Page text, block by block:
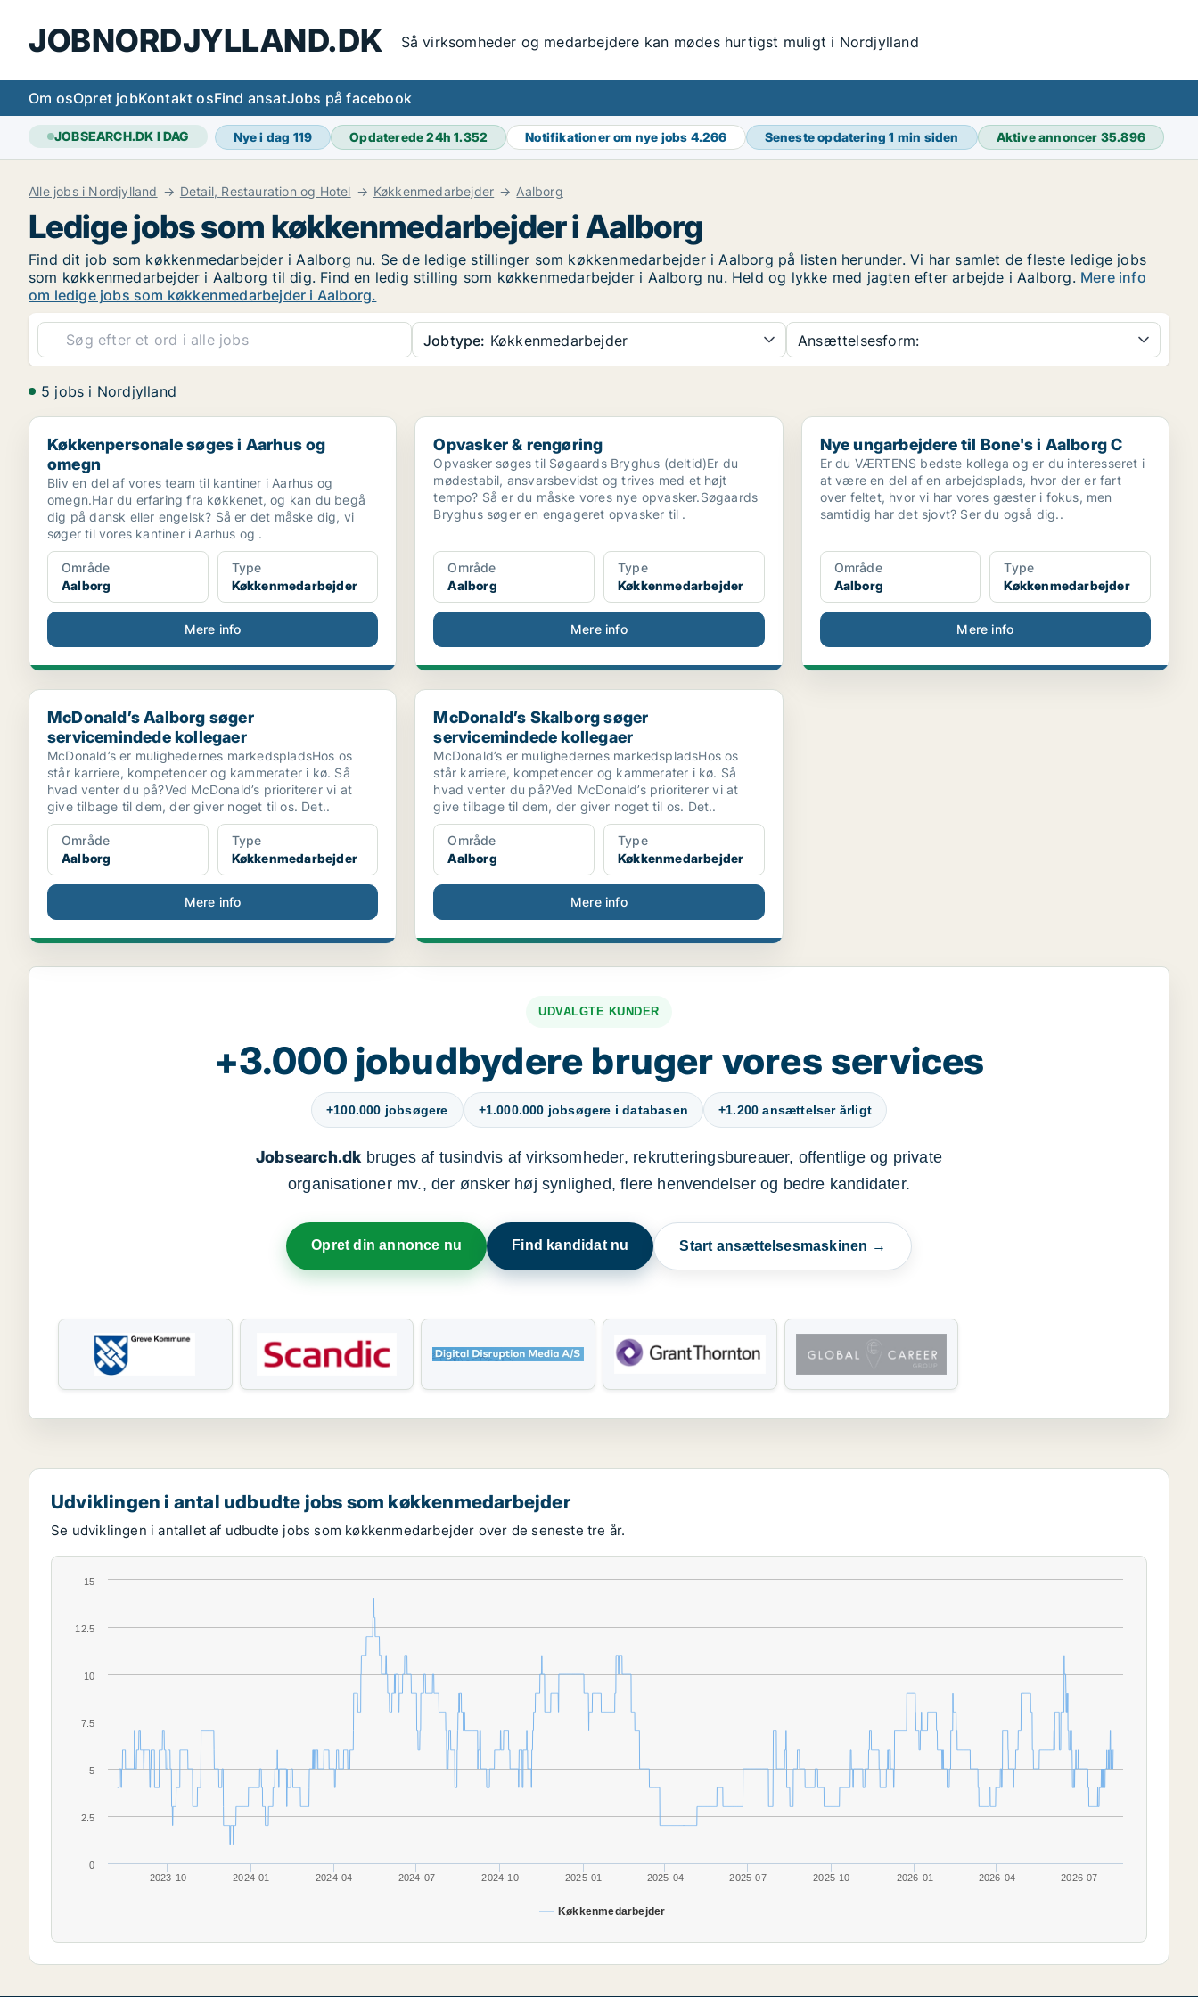
JOBNORDJYLLAND.DK Så virksomheder og medarbejdere kan mødes hurtigst muligt i Nordjylland
Om osOpret jobKontakt osFind ansatJobs på facebook
JOBSEARCH.DK I DAG Nye i dag 119 Opdaterede 24h1.352 Notifikationer om nye jobs 4.266 Seneste opdatering1 min siden Aktive annoncer 35.896
Alle jobs i Nordjylland Detail, Restauration og Hotel Køkkenmedarbejder Aalborg
Ledige jobs som køkkenmedarbejder i Aalborg
Find dit job som køkkenmedarbejder i Aalborg nu. Se de ledige stillinger som køkkenmedarbejder i Aalborg på listen herunder. Vi har samlet de fleste ledige jobs
som køkkenmedarbejder i Aalborg til dig. Find en ledig stilling som køkkenmedarbejder i Aalborg nu. Held og lykke med jagten efter arbejde i Aalborg. Mere info
om ledige jobs som køkkenmedarbejder i Aalborg.
Jobtype: Køkkenmedarbejder Ansættelsesform:
5 jobs i Nordjylland
Køkkenpersonale søges i Aarhus og omegn
Køkkenpersonale søges i Aarhus og
omegn
Bliv en del af vores team til kantiner i Aarhus og
omegn.Har du erfaring fra køkkenet, og kan du begå
dig på dansk eller engelsk? Så er det måske dig, vi
søger til vores kantiner i Aarhus og .
Område
Aalborg
Type
Køkkenmedarbejder
Mere info
Opvasker & rengøring
Opvasker & rengøring
Opvasker søges til Søgaards Bryghus (deltid)Er du
mødestabil, ansvarsbevidst og trives med et højt
tempo? Så er du måske vores nye opvasker.Søgaards
Bryghus søger en engageret opvasker til .
Område
Aalborg
Type
Køkkenmedarbejder
Mere info
Nye ungarbejdere til Bone's i Aalborg C
Nye ungarbejdere til Bone's i Aalborg C
Er du VÆRTENS bedste kollega og er du interesseret i
at være en del af en arbejdsplads, hvor der er fart
over feltet, hvor vi har vores gæster i fokus, men
samtidig har det sjovt? Ser du også dig..
Område
Aalborg
Type
Køkkenmedarbejder
Mere info
McDonald’s Aalborg søger servicemindede kollegaer
McDonald’s Aalborg søger
servicemindede kollegaer
McDonald’s er mulighedernes markedspladsHos os
står karriere, kompetencer og kammerater i kø. Så
hvad venter du på?Ved McDonald’s prioriterer vi at
give tilbage til dem, der giver noget til os. Det..
Område
Aalborg
Type
Køkkenmedarbejder
Mere info
McDonald’s Skalborg søger servicemindede kollegaer
McDonald’s Skalborg søger
servicemindede kollegaer
McDonald’s er mulighedernes markedspladsHos os
står karriere, kompetencer og kammerater i kø. Så
hvad venter du på?Ved McDonald’s prioriterer vi at
give tilbage til dem, der giver noget til os. Det..
Område
Aalborg
Type
Køkkenmedarbejder
Mere info
UDVALGTE KUNDER
+3.000 jobudbydere bruger vores services
+100.000 jobsøgere +1.000.000 jobsøgere i databasen +1.200 ansættelser årligt
Jobsearch.dkbruges af tusindvis af virksomheder, rekrutteringsbureauer, offentlige og private
organisationer mv., der ønsker høj synlighed, flere henvendelser og bedre kandidater.
Opret din annonce nu Find kandidat nu Start ansættelsesmaskinen →
Udviklingen i antal udbudte jobs som køkkenmedarbejder
Se udviklingen i antallet af udbudte jobs som køkkenmedarbejder over de seneste tre år.
Køkkenmedarbejder
2023-10 2024-01 2024-04 2024-07 2024-10 2025-01 2025-04 2025-07 2025-10 2026-01 2026-04 2026-07
0
2.5
5
7.5
10
12.5
15